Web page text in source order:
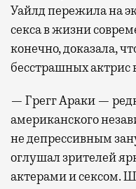
Уайлд пережила на
секса в жизни
конечно, доказала,
бесстрашных актрис
— Грегг Араки —
американского
не депрессивным
оглушал зрителей
актерами и сексом.